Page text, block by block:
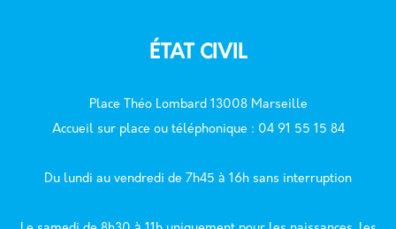
ÉTAT CIVIL
Place Théo Lombard 13008 Marseille
Accueil sur place ou téléphonique : 04 91 55 15 84
Du lundi au vendredi de 7h45 à 16h sans interruption